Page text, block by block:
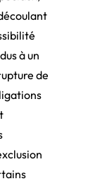
à un
de